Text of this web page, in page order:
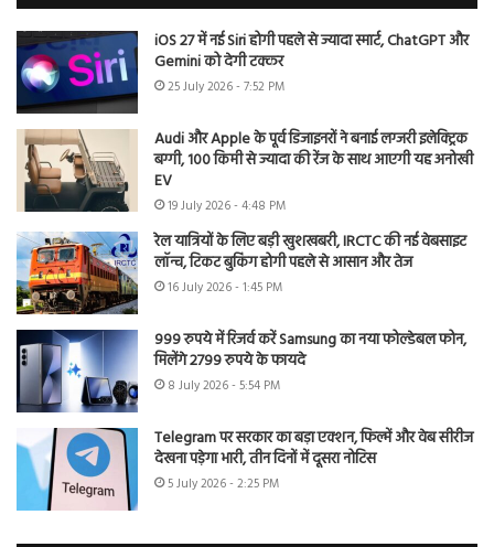
iOS 27 में नई Siri होगी पहले से ज्यादा स्मार्ट, ChatGPT और
Gemini को देगी टक्कर
25 July 2026 - 7:52 PM
Audi और Apple के पूर्व डिजाइनरों ने बनाई लग्जरी इलेक्ट्रिक
बग्गी, 100 किमी से ज्यादा की रेंज के साथ आएगी यह अनोखी
EV
19 July 2026 - 4:48 PM
रेल यात्रियों के लिए बड़ी खुशखबरी, IRCTC की नई वेबसाइट
लॉन्च, टिकट बुकिंग होगी पहले से आसान और तेज
16 July 2026 - 1:45 PM
999 रुपये में रिजर्व करें Samsung का नया फोल्डेबल फोन,
मिलेंगे 2799 रुपये के फायदे
8 July 2026 - 5:54 PM
Telegram पर सरकार का बड़ा एक्शन, फिल्में और वेब सीरीज
देखना पड़ेगा भारी, तीन दिनों में दूसरा नोटिस
5 July 2026 - 2:25 PM